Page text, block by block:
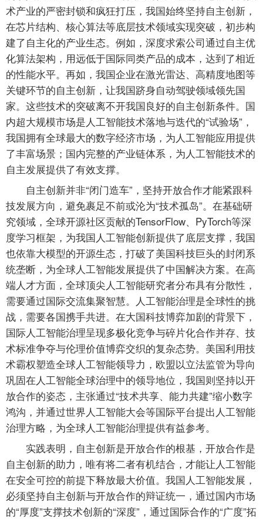
术产业的严密封锁和疯狂打压，我国始终坚持自主创新，
在芯片结构、核心算法等底层技术领域实现突破，初步构
建了自主化的产业生态。例如，深度求索公司通过自主优
化算法架构，用远低于国际同类产品的成本，达到了相近
的性能水平。再如，我国企业在激光雷达、高精度地图等
关键环节的自主创新，让我国跻身自动驾驶领域领先国
家。这些技术的突破离不开我国良好的自主创新条件。国
内超大规模市场是人工智能技术落地与迭代的“试验场”，
我国拥有全球最大的数字经济市场，为人工智能应用提供
了丰富场景；国内完整的产业链体系，为人工智能技术的
自主发展提供了有效支撑。
自主创新并非“闭门造车”，坚持开放合作才能紧跟科
技发展方向，避免裹足不前或沦为“技术孤岛”。在基础研
究领域，全球开源社区贡献的TensorFlow、PyTorch等深
度学习框架，为我国人工智能创新提供了底层支撑，我国
也依靠大模型的开源生态，打破了美国科技巨头的封闭系
统垄断，为全球人工智能发展提供了中国解决方案。在高
端人才方面，全球顶尖人工智能研究者分布具有分散性，
需要通过国际交流集聚智慧。人工智能治理是全球性的挑
战，需要各国携手共进。在大国科技博弈加剧的背景下，
国际人工智能治理呈现多极化竞争与碎片化合作并存、技
术标准争夺与伦理价值博弈交织的复杂态势。美国利用技
术霸权塑造全球人工智能领导力，欧盟以立法监管为导向
巩固在人工智能全球治理中的领导地位，我国则坚持以开
放合作的姿态，主张通过“技术共享、能力共建”缩小数字
鸿沟，并通过世界人工智能大会等国际平台提出人工智能
治理方略，为全球人工智能治理提供有益参考。
实践表明，自主创新是开放合作的根基，开放合作是
自主创新的助力，唯有将二者有机结合，才能让人工智能
在安全可控的前提下释放最大价值。我国人工智能发展，
必须坚持自主创新与开放合作的辩证统一，通过国内市场
的“厚度”支撑技术创新的“深度”，通过国际合作的“广度”拓